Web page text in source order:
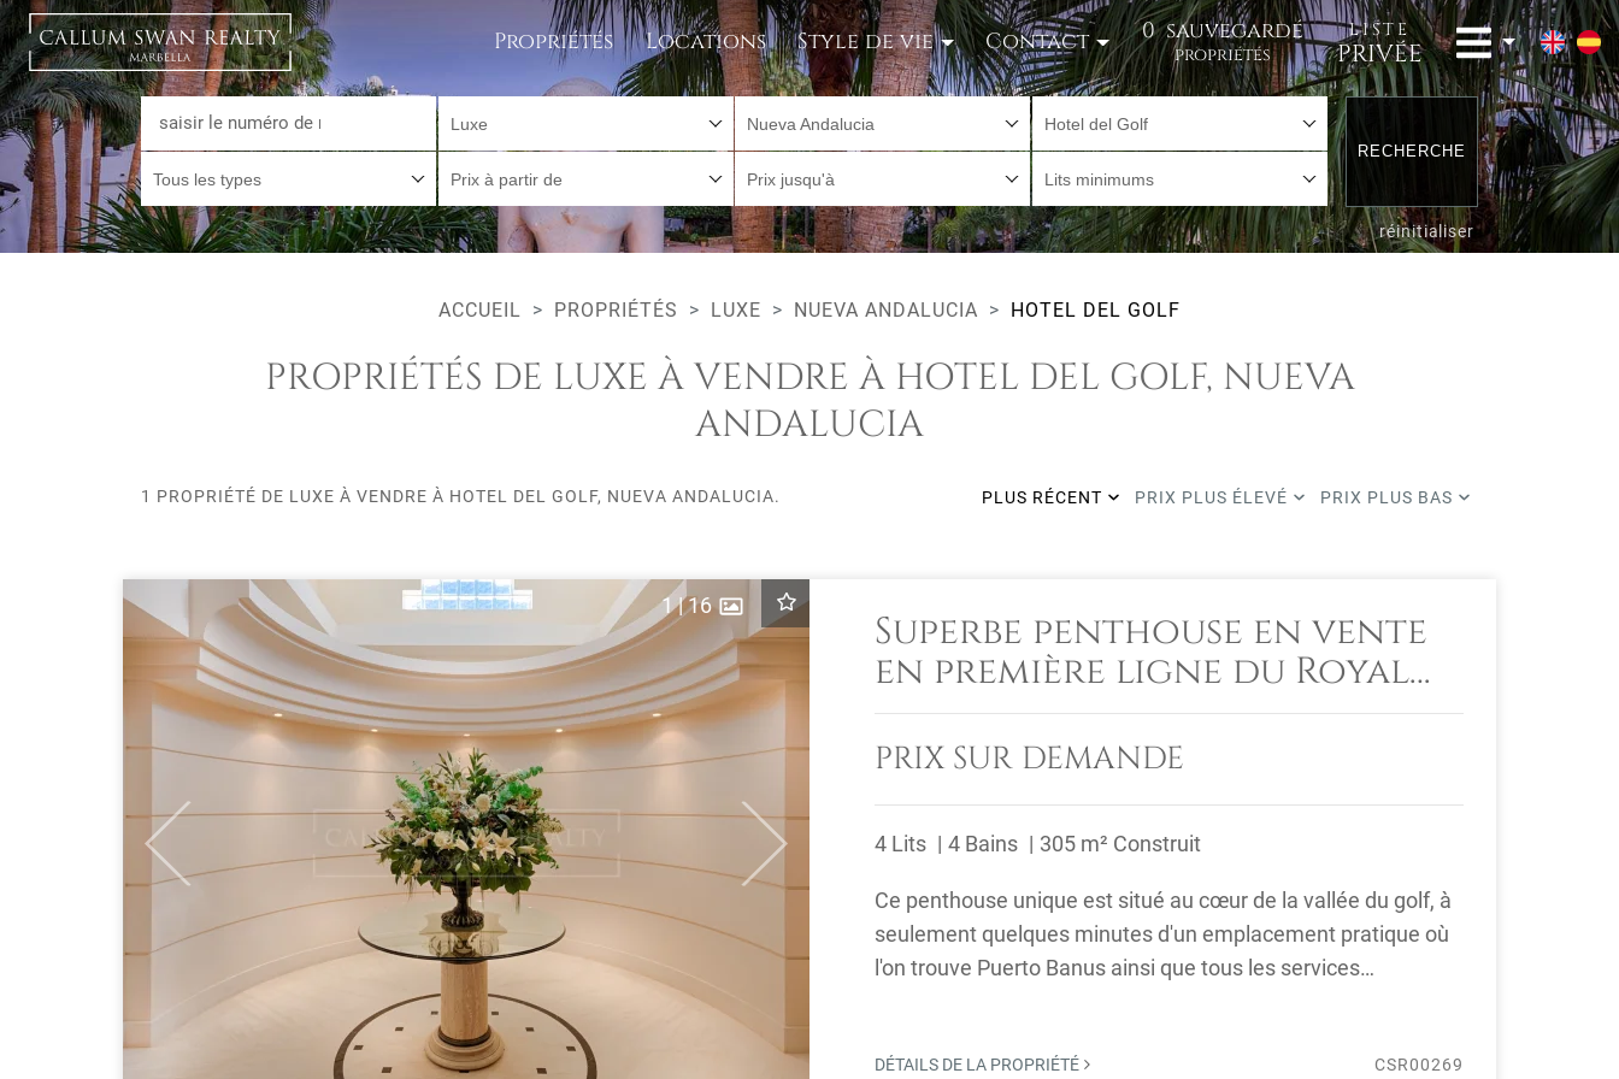
Propriétés Locations Style de vie Contact 0 sauvegardé
propriétés
LISTE
PRIVÉE
Luxe Nueva Andalucia Hotel del Golf
Tous les types Prix à partir de Prix jusqu'à Lits minimums
RECHERCHE
réinitialiser
ACCUEIL PROPRIÉTÉS LUXE NUEVA ANDALUCIA HOTEL DEL GOLF
PROPRIÉTÉS DE LUXE À VENDRE À HOTEL DEL GOLF, NUEVA
ANDALUCIA
1 PROPRIÉTÉ DE LUXE À VENDRE À HOTEL DEL GOLF, NUEVA ANDALUCIA. PLUS RÉCENT PRIX PLUS ÉLEVÉ PRIX PLUS BAS
Previous Next
1|16
Superbe penthouse en vente
en première ligne du Royal
Las Brisas Golf
PRIX SUR DEMANDE
4 Lits 4 Bains 305 m² Construit
Ce penthouse unique est situé au cœur de la vallée du golf, à
seulement quelques minutes d'un emplacement pratique où
l'on trouve Puerto Banus ainsi que tous les services
DÉTAILS DE LA PROPRIÉTÉ CSR00269